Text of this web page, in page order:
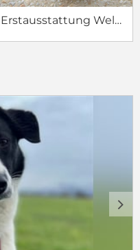
Erstausstattung Welpe
d